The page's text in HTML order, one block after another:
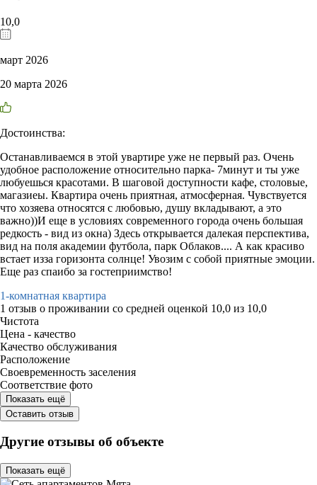
10,0
март 2026
20 марта 2026
Достоинства:
Останавливаемся в этой увартире уже не первый раз. Очень
удобное расположение относительно парка- 7минут и ты уже
любуешься красотами. В шаговой доступности кафе, столовые,
магазиеы. Квартира очень приятная, атмосферная. Чувствуется
что хозяева относятся с любовью, душу вкладывают, а это
важно))И еще в условиях современного города очень большая
редкость - вид из окна) Здесь открывается далекая перспектива,
вид на поля академии футбола, парк Облаков.... А как красиво
встает изза горизонта солнце! Увозим с собой приятные эмоции.
Еще раз спаибо за гостеприимство!
1-комнатная квартира
1 отзыв о проживании со средней оценкой 10,0 из 10,0
Чистота
Цена - качество
Качество обслуживания
Расположение
Своевременность заселения
Соответствие фото
Показать ещё
Оставить отзыв
Другие отзывы об объекте
Показать ещё